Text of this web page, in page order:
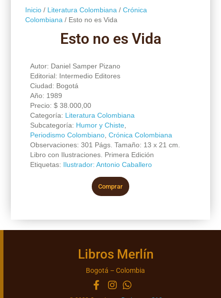
Inicio/ Literatura Colombiana / Crónica
Colombiana / Esto no es Vida
Esto no es Vida
Autor: Daniel Samper Pizano
Editorial: Intermedio Editores
Ciudad: Bogotá
Año: 1989
Precio: $38.000,00
Categoría: Literatura Colombiana
Subcategoría: Humor y Chiste,
Periodismo Colombiano, Crónica Colombiana
Observaciones: 301 Págs. Tamaño: 13 x 21 cm.
Libro con Ilustraciones. Primera Edición
Etiquetas: Ilustrador: Antonio Caballero
Comprar
Libros Merlín
Bogotá – Colombia